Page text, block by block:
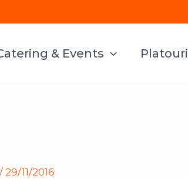
& Events Platouri
/ 29/11/2016